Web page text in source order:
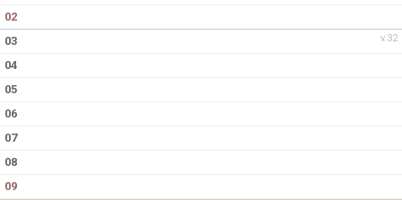
02
v.32
03
04
05
06
07
08
09